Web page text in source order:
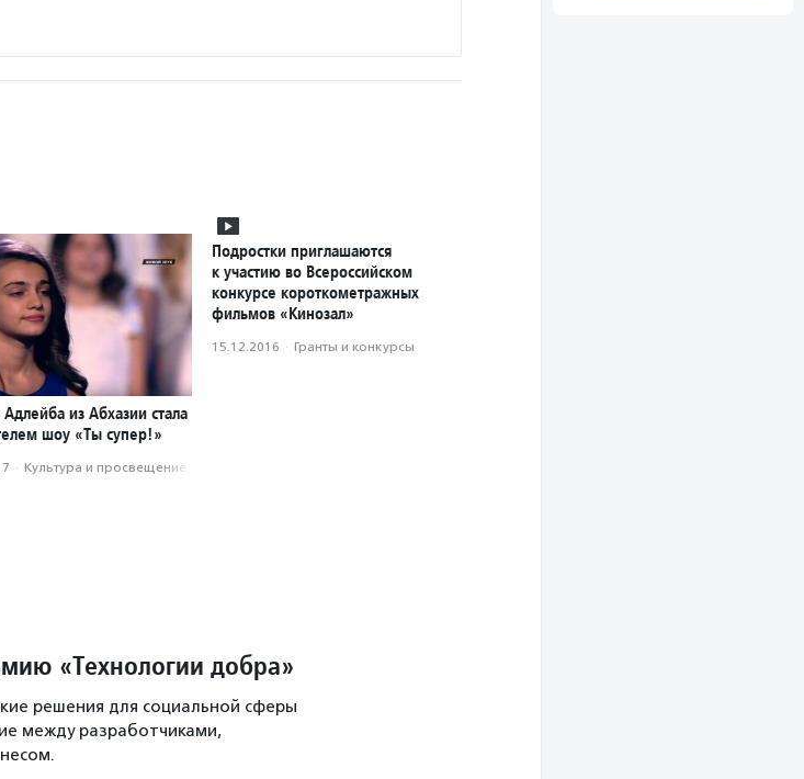
из Абхазии стала
шоу «Ты супер!»
· Культура и просвещение
Подростки приглашаются
к участию во Всероссийском
конкурсе короткометражных
фильмов «Кинозал»
15.12.2016 · Гранты и конкурсы
«Технологии добра»
решения для социальной сферы
между разработчиками,